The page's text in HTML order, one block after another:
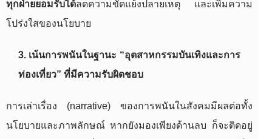
ทุกฝ่ายยอมรับได้ลดความขัดแย้งปลายเหตุ และเพิ่มความ
โปร่งใสของนโยบาย
3. เน้นการพนันในฐานะ “อุตสาหกรรมบันเทิงและการ
ท่องเที่ยว” ที่มีความรับผิดชอบ
การเล่าเรื่อง (narrative) ของการพนันในสังคมมีผลต่อทั้ง
นโยบายและภาพลักษณ์ หากยังมองเพียงด้านลบ ก็จะติดอยู่